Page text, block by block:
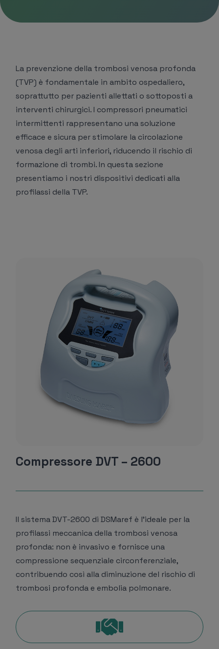
La prevenzione della trombosi venosa profonda
(TVP) è fondamentale in ambito ospedaliero,
soprattutto per pazienti allettati o sottoposti a
interventi chirurgici. I compressori pneumatici
intermittenti rappresentano una soluzione
efficace e sicura per stimolare la circolazione
venosa degli arti inferiori, riducendo il rischio di
formazione di trombi. In questa sezione
presentiamo i nostri dispositivi dedicati alla
profilassi della TVP.
Compressore DVT – 2600
Il sistema DVT-2600 di DSMaref è l’ideale per la
profilassi meccanica della trombosi venosa
profonda: non è invasivo e fornisce una
compressione sequenziale circonferenziale,
contribuendo così alla diminuzione del rischio di
trombosi profonda e embolia polmonare.